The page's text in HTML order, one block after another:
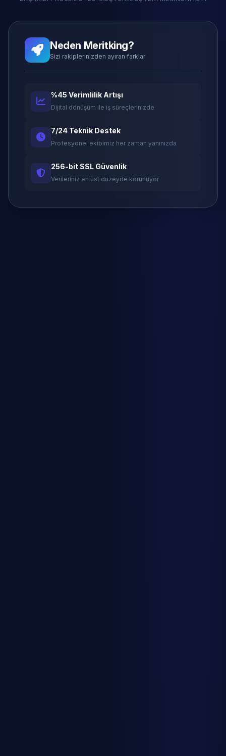
Neden Meritking?
Sizi rakiplerinizden ayıran farklar
%45 Verimlilik Artışı
Dijital dönüşüm ile iş süreçlerinizde
7/24 Teknik Destek
Profesyonel ekibimiz her zaman yanınızda
256-bit SSL Güvenlik
Verileriniz en üst düzeyde korunuyor